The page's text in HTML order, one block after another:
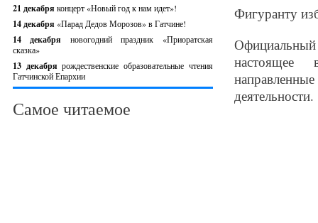
21 декабря концерт «Новый год к нам идет»!
14 декабря «Парад Дедов Морозов» в Гатчине!
14 декабря новогодний праздник «Приоратская
сказка»
13 декабрярождественские образовательные чтения
Гатчинской Епархии
Самое читаемое
Фигуранту
настоящее
деятельности.